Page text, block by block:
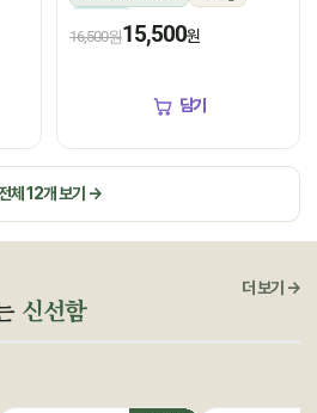
16,500원15,500원
담기
체 12개 보기 →
신선함
더 보기 →